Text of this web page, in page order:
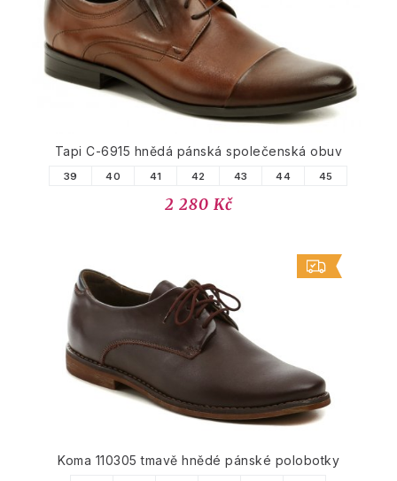
Tapi C-6915 hnědá pánská společenská obuv
39 40 41 42 43 44 45
2 280 Kč
Koma 110305 tmavě hnědé pánské polobotky